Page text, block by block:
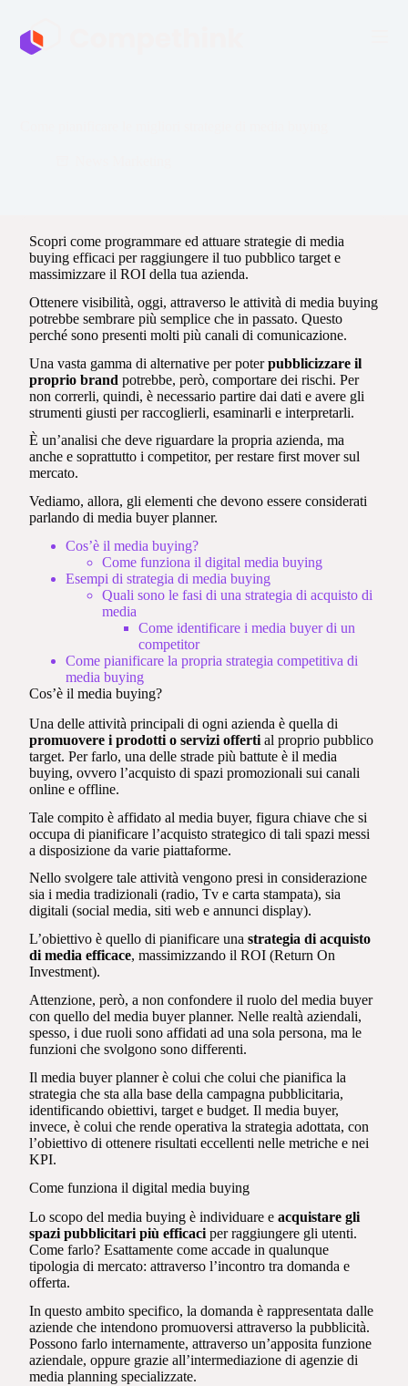
a
l
Scopri come programmare ed attuare strategie di media
buying efficaci per raggiungere il tuo pubblico target e
massimizzare il ROI della tua azienda.
Ottenere visibilità, oggi, attraverso le attività di media buying
potrebbe sembrare più semplice che in passato. Questo
perché sono presenti molti più canali di comunicazione.
Una vasta gamma di alternative per poterpubblicizzare il
proprio brand potrebbe, però, comportare dei rischi. Per
non correrli, quindi, è necessario partire dai dati e avere gli
strumenti giusti per raccoglierli, esaminarli e interpretarli.
È un’analisi che deve riguardare la propria azienda, ma
anche e soprattutto i competitor, per restare first mover sul
mercato.
Vediamo, allora, gli elementi che devono essere considerati
parlando di media buyer planner.
Cos’è il media buying?
Come funziona il digital media buying
Esempi di strategia di media buying
Quali sono le fasi di una strategia di acquisto di
media
Come identificare i media buyer di un
competitor
Come pianificare la propria strategia competitiva di
media buying
Cos’è il media buying?
Una delle attività principali di ogni azienda è quella di
promuovere i prodotti o servizi offerti al proprio pubblico
target. Per farlo, una delle strade più battute è il media
buying, ovvero l’acquisto di spazi promozionali sui canali
online e offline.
Tale compito è affidato al media buyer, figura chiave che si
occupa di pianificare l’acquisto strategico di tali spazi messi
a disposizione da varie piattaforme.
Nello svolgere tale attività vengono presi in considerazione
sia i media tradizionali (radio, Tv e carta stampata), sia
digitali (social media, siti web e annunci display).
L’obiettivo è quello di pianificare unastrategia di acquisto
di media efficace, massimizzando il ROI (Return On
Investment).
Attenzione, però, a non confondere il ruolo del media buyer
con quello del media buyer planner. Nelle realtà aziendali,
spesso, i due ruoli sono affidati ad una sola persona, ma le
funzioni che svolgono sono differenti.
Il media buyer planner è colui che colui che pianifica la
strategia che sta alla base della campagna pubblicitaria,
identificando obiettivi, target e budget. Il media buyer,
invece, è colui che rende operativa la strategia adottata, con
l’obiettivo di ottenere risultati eccellenti nelle metriche e nei
KPI.
Come funziona il digital media buying
Lo scopo del media buying è individuare eacquistare gli
spazi pubblicitari più efficaci per raggiungere gli utenti.
Come farlo? Esattamente come accade in qualunque
tipologia di mercato: attraverso l’incontro tra domanda e
offerta.
In questo ambito specifico, la domanda è rappresentata dalle
aziende che intendono promuoversi attraverso la pubblicità.
Possono farlo internamente, attraverso un’apposita funzione
aziendale, oppure grazie all’intermediazione di agenzie di
media planning specializzate.